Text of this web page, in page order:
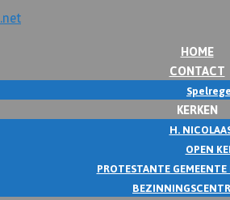
HOME
CONTACT
KERKEN
H.
OPEN
PROTESTANTE